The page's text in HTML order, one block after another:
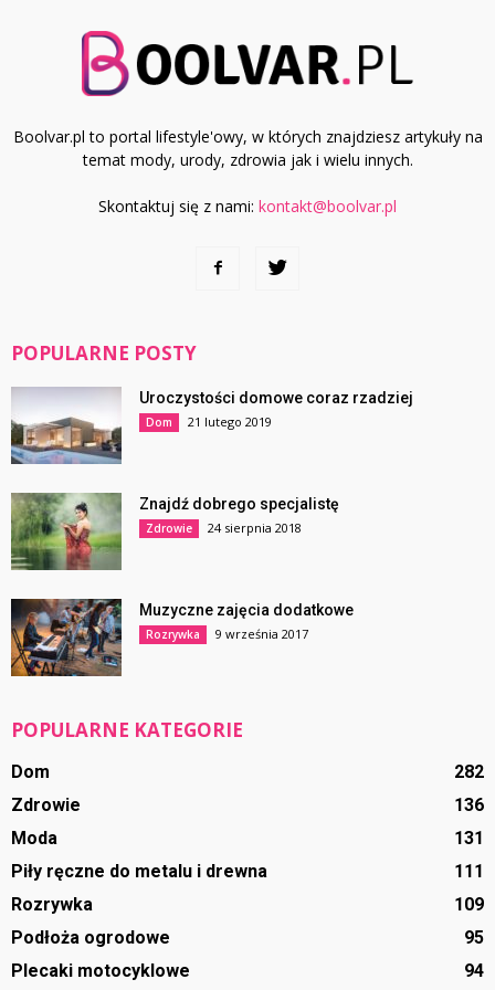
Boolvar.pl to portal lifestyle'owy, w których znajdziesz artykuły na
temat mody, urody, zdrowia jak i wielu innych.
Skontaktuj się z nami: kontakt@boolvar.pl
POPULARNE POSTY
Uroczystości domowe coraz rzadziej
Dom 21 lutego 2019
Znajdź dobrego specjalistę
Zdrowie 24 sierpnia 2018
Muzyczne zajęcia dodatkowe
Rozrywka 9 września 2017
POPULARNE KATEGORIE
Dom
282
Zdrowie
136
Moda
131
Piły ręczne do metalu i drewna
111
Rozrywka
109
Podłoża ogrodowe
95
Plecaki motocyklowe
94